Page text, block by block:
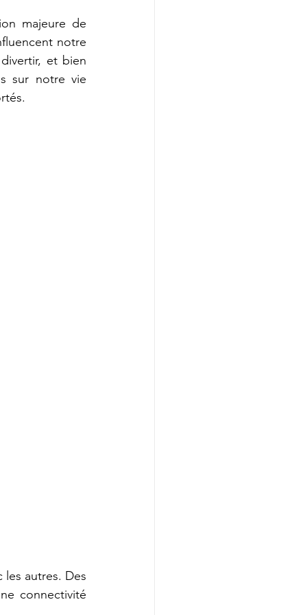
majeure de
notre
et bien
sur notre vie
autres. Des
connectivité